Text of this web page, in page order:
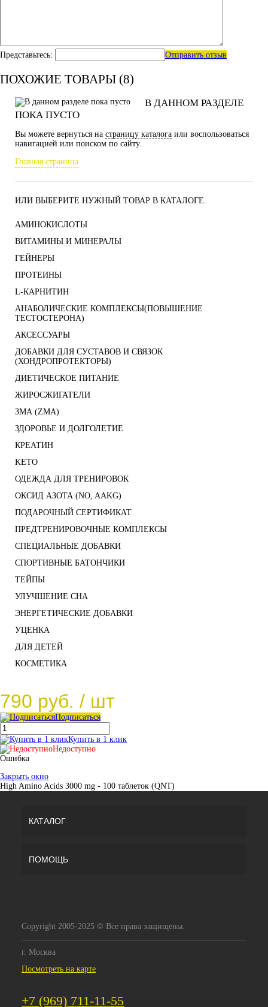
Представьтесь: Отправить отзыв
ПОХОЖИЕ ТОВАРЫ (8)
В ДАННОМ РАЗДЕЛЕ
ПОКА ПУСТО
Вы можете вернуться на страницу каталога или воспользоваться
навигацией или поиском по сайту.
Главная страница
ИЛИ ВЫБЕРИТЕ НУЖНЫЙ ТОВАР В КАТАЛОГЕ.
АМИНОКИСЛОТЫ
ВИТАМИНЫ И МИНЕРАЛЫ
ГЕЙНЕРЫ
ПРОТЕИНЫ
L-КАРНИТИН
АНАБОЛИЧЕСКИЕ КОМПЛЕКСЫ(ПОВЫШЕНИЕ
ТЕСТОСТЕРОНА)
АКСЕССУАРЫ
ДОБАВКИ ДЛЯ СУСТАВОВ И СВЯЗОК
(ХОНДРОПРОТЕКТОРЫ)
ДИЕТИЧЕСКОЕ ПИТАНИЕ
ЖИРОСЖИГАТЕЛИ
ЗМА (ZMA)
ЗДОРОВЬЕ И ДОЛГОЛЕТИЕ
КРЕАТИН
KETO
ОДЕЖДА ДЛЯ ТРЕНИРОВОК
ОКСИД АЗОТА (NO, AAKG)
ПОДАРОЧНЫЙ СЕРТИФИКАТ
ПРЕДТРЕНИРОВОЧНЫЕ КОМПЛЕКСЫ
СПЕЦИАЛЬНЫЕ ДОБАВКИ
СПОРТИВНЫЕ БАТОНЧИКИ
ТЕЙПЫ
УЛУЧШЕНИЕ СНА
ЭНЕРГЕТИЧЕСКИЕ ДОБАВКИ
УЦЕНКА
ДЛЯ ДЕТЕЙ
КОСМЕТИКА
790 руб. / шт
Подписаться
Купить в 1 клик
Недоступно
Ошибка
Закрыть окно
High Amino Acids 3000 mg - 100 таблеток (QNT)
КАТАЛОГ
ПОМОЩЬ
Copyright 2005-2025 © Все права защищены.
г. Москва
Посмотреть на карте
+7 (969) 711-11-55